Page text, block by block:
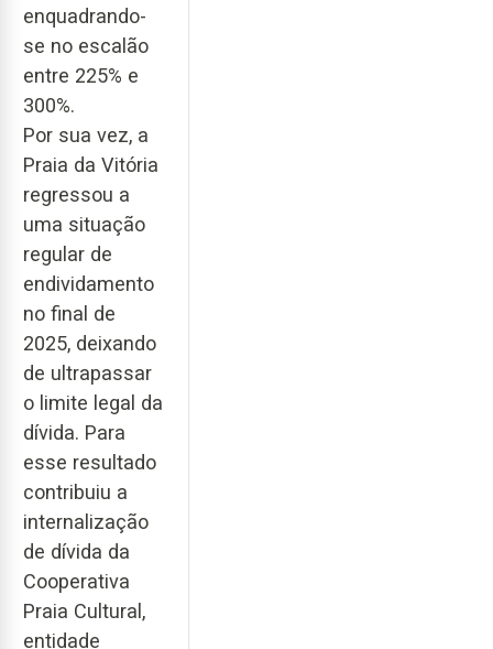
enquadrando-
se no escalão
entre 225% e
300%.
Por sua vez, a
Praia da Vitória
regressou a
uma situação
regular de
endividamento
no final de
2025, deixando
de ultrapassar
o limite legal da
dívida. Para
esse resultado
contribuiu a
internalização
de dívida da
Cooperativa
Praia Cultural,
entidade